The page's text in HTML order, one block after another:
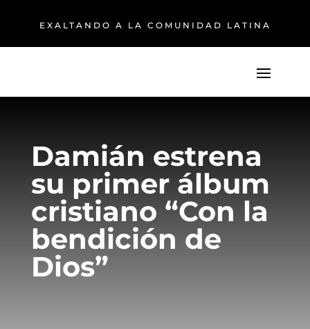
EXALTANDO A LA COMUNIDAD LATINA
Damián estrena
su primer álbum
cristiano “Con la
bendición de
Dios”